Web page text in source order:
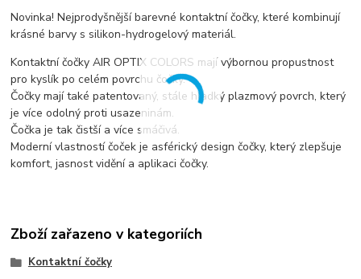
Novinka! Nejprodyšnější barevné kontaktní čočky, které kombinují
krásné barvy s silikon-hydrogelový materiál.
Kontaktní čočky AIR OPTIX COLORS mají výbornou propustnost
pro kyslík po celém povrchu čočky.
Čočky mají také patentovaný, stále hladký plazmový povrch, který
je více odolný proti usazeninám.
Čočka je tak čistší a více smáčivá.
Moderní vlastností čoček je asférický design čočky, který zlepšuje
komfort, jasnost vidění a aplikaci čočky.
Zboží zařazeno v kategoriích
Kontaktní čočky